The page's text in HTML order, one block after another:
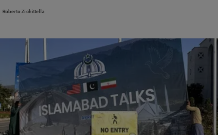
Roberto Zichittella